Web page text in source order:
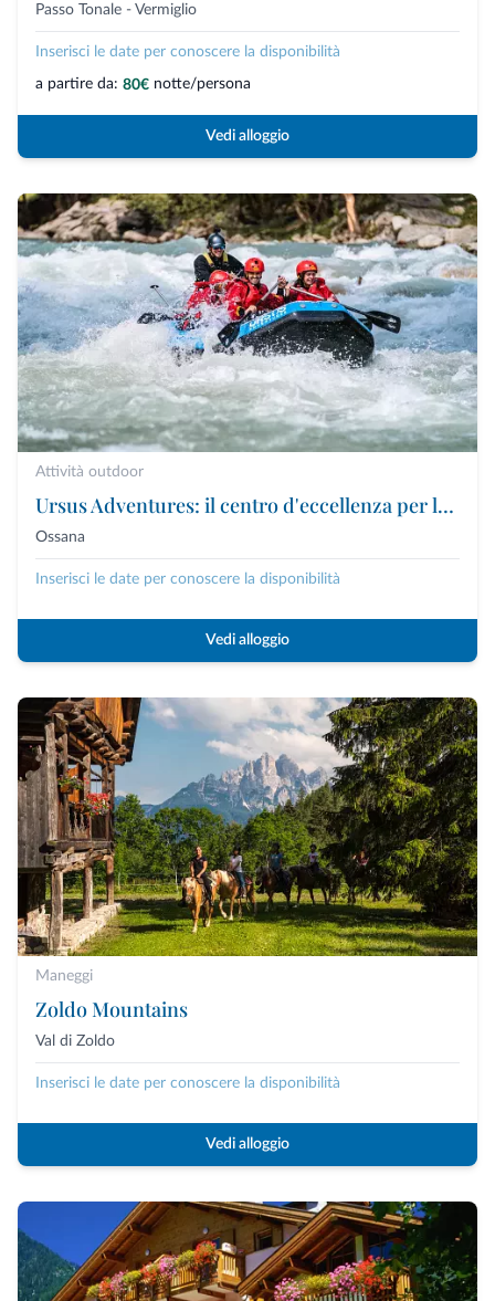
Passo Tonale - Vermiglio
Inserisci le date per conoscere la disponibilità
a partire da: 80€ notte/persona
Vedi alloggio
Attività outdoor
Ursus Adventures: il centro d'eccellenza per le attività outdoor premium in Trentino
Ossana
Inserisci le date per conoscere la disponibilità
Vedi alloggio
Maneggi
Zoldo Mountains
Val di Zoldo
Inserisci le date per conoscere la disponibilità
Vedi alloggio